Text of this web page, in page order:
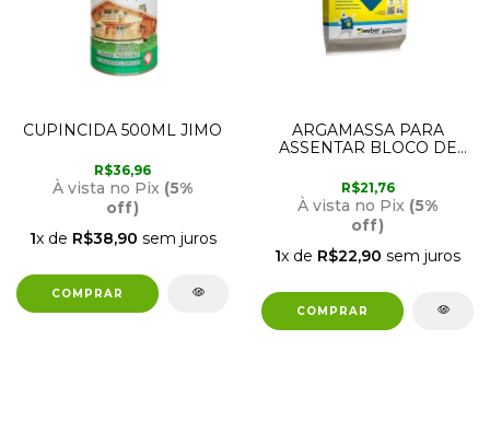
CUPINCIDA 500ML JIMO
R$36,96
À vista no Pix (5%
off)
1x de R$38,90 sem juros
ARGAMASSA PARA
ASSENTAR BLOCO DE
R$21,76
À vista no Pix (5%
off)
1x de R$22,90 sem juros